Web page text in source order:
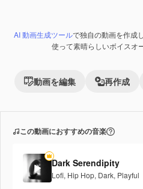
PremiumAI 生成コンテンツ
AI 動画生成ツールで独自の動画を作成
使って素晴らしいボイスオ
動画を編集 再作成
この動画におすすめの音楽
Dark Serendipity
Lofi, Hip Hop, Dark, Playful